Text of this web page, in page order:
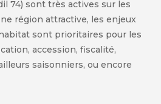
74) sont très actives sur les
région attractive, les enjeux
sont prioritaires pour les
accession, fiscalité,
saisonniers, ou encore